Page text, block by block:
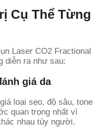
Cụ Thể Từng
Laser CO2 Fractional
diễn ra như sau:
giá da
loại sẹo, độ sâu, tone
quan trọng nhất vì
nhau tùy người.